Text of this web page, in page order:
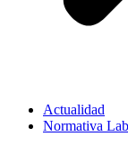
Actualidad
Normativa